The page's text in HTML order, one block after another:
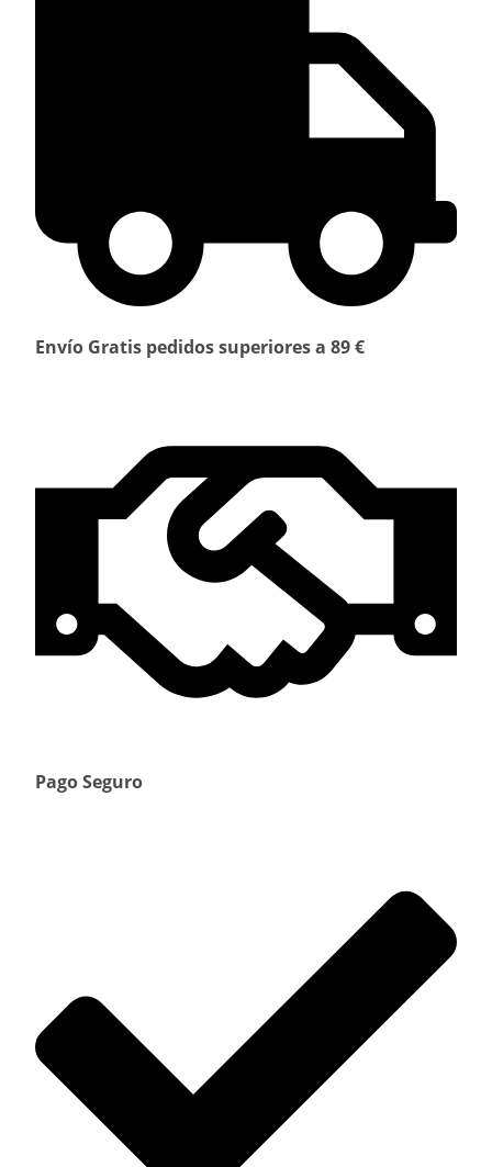
Envío Gratis pedidos superiores a 89 €
Pago Seguro